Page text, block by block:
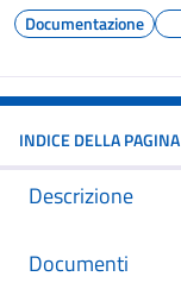
Documentazione
INDICE DELLA PAGINA
Descrizione
Documenti